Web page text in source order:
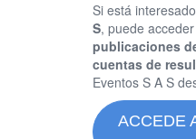
Si está
S, puede
publicaciones
cuentas de
Eventos S A S
ACCEDE